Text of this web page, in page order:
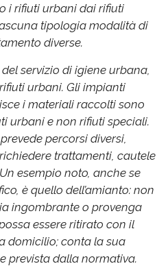
i rifiuti urbani dai rifiuti
tipologia modalità di
diverse.
servizio di igiene urbana,
urbani. Gli impianti
i materiali raccolti sono
urbani e non rifiuti speciali.
percorsi diversi,
trattamenti, cautele
esempio noto, anche se
è quello dell’amianto: non
ingombrante o provenga
essere ritirato con il
domicilio; conta la sua
prevista dalla normativa.